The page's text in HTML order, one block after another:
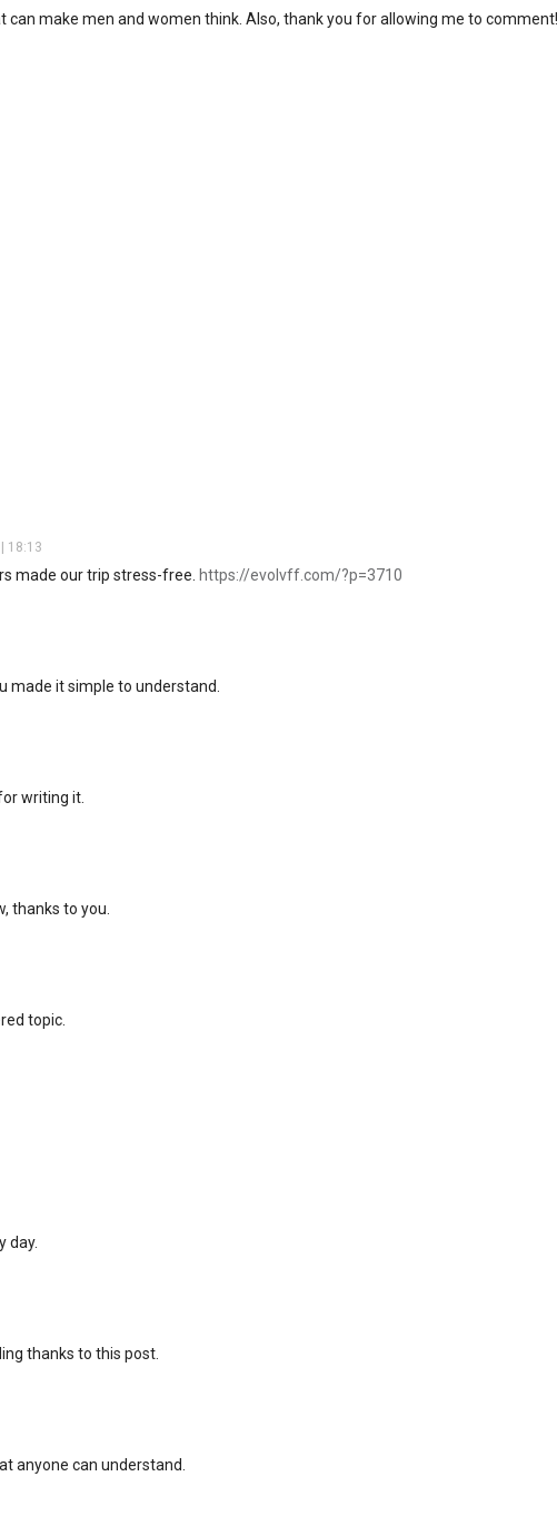
can make men and women think. Also, thank you for allowing me to comment!
18:13
made our trip stress-free. https://evolvff.com/?p=3710
made it simple to understand.
writing it.
thanks to you.
topic.
day.
thanks to this post.
anyone can understand.